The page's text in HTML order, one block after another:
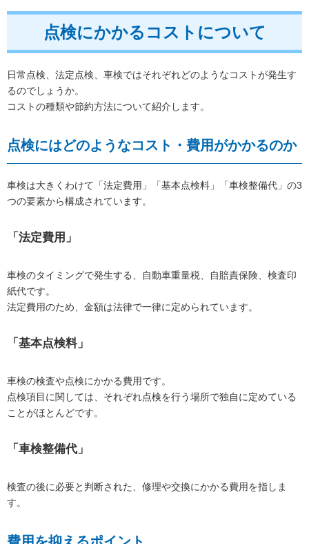
点検にかかるコストについて
日常点検、法定点検、車検ではそれぞれどのようなコストが発生す
るのでしょうか。
コストの種類や節約方法について紹介します。
点検にはどのようなコスト・費用がかかるのか
車検は大きくわけて「法定費用」「基本点検料」「車検整備代」の3
つの要素から構成されています。
「法定費用」
車検のタイミングで発生する、自動車重量税、自賠責保険、検査印
紙代です。
法定費用のため、金額は法律で一律に定められています。
「基本点検料」
車検の検査や点検にかかる費用です。
点検項目に関しては、それぞれ点検を行う場所で独自に定めている
ことがほとんどです。
「車検整備代」
検査の後に必要と判断された、修理や交換にかかる費用を指しま
す。